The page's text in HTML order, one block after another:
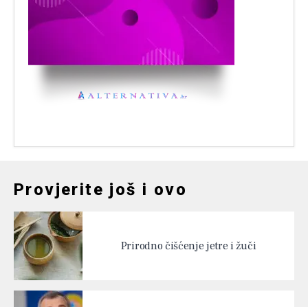
Provjerite još i ovo
Prirodno čišćenje jetre i žuči